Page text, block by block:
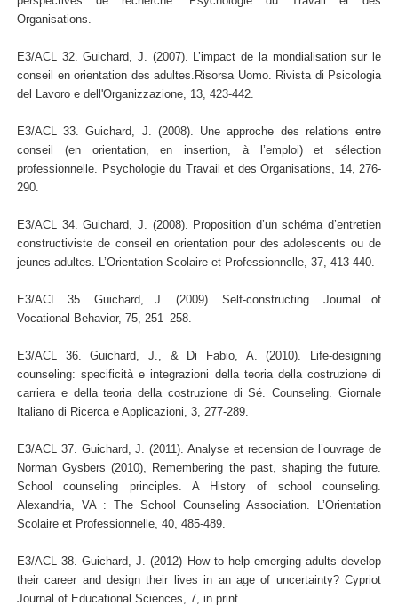
Organisations.
E3/ACL 32. Guichard, J. (2007). L’impact de la mondialisation sur le
conseil en orientation des adultes.Risorsa Uomo. Rivista di Psicologia
del Lavoro e dell'Organizzazione, 13, 423-442.
E3/ACL 33. Guichard, J. (2008). Une approche des relations entre
conseil (en orientation, en insertion, à l’emploi) et sélection
professionnelle. Psychologie du Travail et des Organisations, 14, 276-
290.
E3/ACL 34. Guichard, J. (2008). Proposition d’un schéma d’entretien
constructiviste de conseil en orientation pour des adolescents ou de
jeunes adultes. L’Orientation Scolaire et Professionnelle, 37, 413-440.
E3/ACL 35. Guichard, J. (2009). Self-constructing. Journal of
Vocational Behavior, 75, 251–258.
E3/ACL 36. Guichard, J., & Di Fabio, A. (2010). Life-designing
counseling: specificità e integrazioni della teoria della costruzione di
carriera e della teoria della costruzione di Sé. Counseling. Giornale
Italiano di Ricerca e Applicazioni, 3, 277-289.
E3/ACL 37. Guichard, J. (2011). Analyse et recension de l’ouvrage de
Norman Gysbers (2010), Remembering the past, shaping the future.
School counseling principles. A History of school counseling.
Alexandria, VA : The School Counseling Association. L’Orientation
Scolaire et Professionnelle, 40, 485-489.
E3/ACL 38. Guichard, J. (2012) How to help emerging adults develop
their career and design their lives in an age of uncertainty? Cypriot
Journal of Educational Sciences, 7, in print.